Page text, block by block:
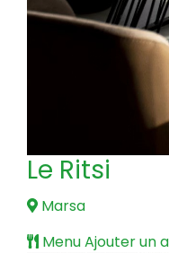
Le Ritsi
Marsa
MenuAjouter un